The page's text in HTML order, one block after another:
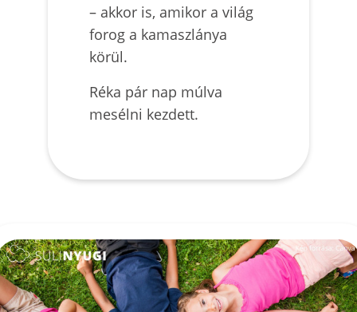
– akkor is, amikor a világ
forog a kamaszlánya
körül.
Réka pár nap múlva
mesélni kezdett.